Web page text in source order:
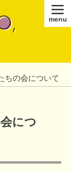
ちの会について
につ
menu